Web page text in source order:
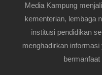
Media Kampung
kementerian, lembaga
institusi pendidikan
menghadirkan